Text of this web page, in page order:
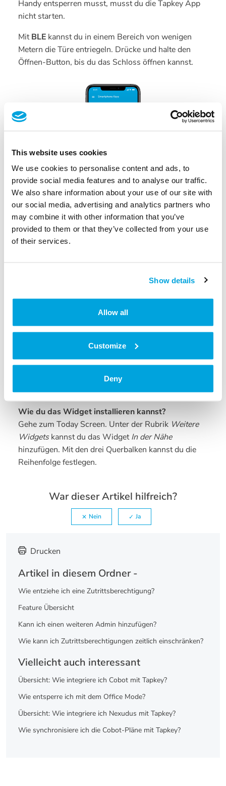
This website uses cookies
We use cookies to personalise content and ads, to
provide social media features and to analyse our traffic.
We also share information about your use of our site with
our social media, advertising and analytics partners who
may combine it with other information that you’ve
provided to them or that they’ve collected from your use
of their services.
Show details
Allow all
Customize
Deny
Handy entsperren musst, musst du die Tapkey App
nicht starten.
MitBLE kannst du in einem Bereich von wenigen
Metern die Türe entriegeln. Drücke und halte den
Öffnen-Button, bis du das Schloss öffnen kannst.
Wenn du ein iPhone besitzt, kannst du alternativ
auch noch unseriOS Widget nutzen. Damit kannst
du jetzt deine Tür noch schneller entsperren und
Wie du das Widget installieren kannst?
Gehe zum Today Screen. Unter der Rubrik Weitere
Widgetskannst du das WidgetIn der Nähe
hinzufügen. Mit den drei Querbalken kannst du die
Reihenfolge festlegen.
War dieser Artikel hilfreich?
Nein Ja
Drucken
Artikel in diesem Ordner -
Wie entziehe ich eine Zutrittsberechtigung?
Feature Übersicht
Kann ich einen weiteren Admin hinzufügen?
Wie kann ich Zutrittsberechtigungen zeitlich einschränken?
Vielleicht auch interessant
Übersicht: Wie integriere ich Cobot mit Tapkey?
Wie entsperre ich mit dem Office Mode?
Übersicht: Wie integriere ich Nexudus mit Tapkey?
Wie synchronisiere ich die Cobot-Pläne mit Tapkey?